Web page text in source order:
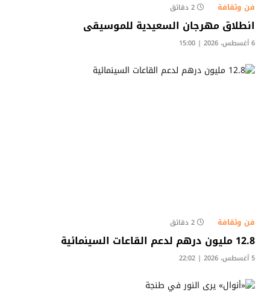
فن وثقافة 2 دقائق
انطلاق مهرجان السعيدية للموسيقى
6 أغسطس، 2026 | 15:00
فن وثقافة 2 دقائق
12.8 مليون درهم لدعم القاعات السينمائية
5 أغسطس، 2026 | 22:02